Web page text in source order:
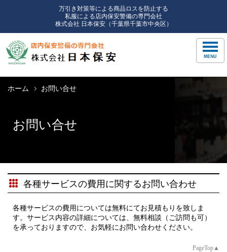
万引き対策等による商品ロスを防止する
私服による店内保安警備の専門会社
株式会社 日本保安（千葉県千葉市中央区）
ホーム お問い合せ
お問い合せ
各種サービスの費用に関するお問い合わせ
各種サービスの費用については無料にてお見積もりを致しま
す。サービス内容の詳細については、無料相談（ご訪問も可）
を承っておりますので、お気軽にお問い合わせください。
PageTop▲